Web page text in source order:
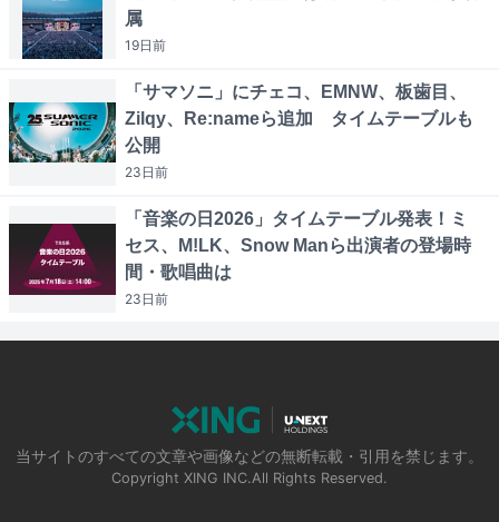
属
19日前
「サマソニ」にチェコ、EMNW、板歯目、
Zilqy、Re:nameら追加 タイムテーブルも
公開
23日前
「音楽の日2026」タイムテーブル発表！ミ
セス、M!LK、Snow Manら出演者の登場時
間・歌唱曲は
23日前
当サイトのすべての文章や画像などの無断転載・引用を禁じます。
Copyright XING INC.All Rights Reserved.